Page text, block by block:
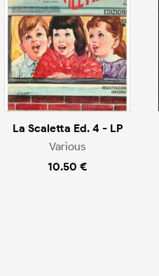
La Scaletta Ed. 4 - LP
Various
10.50 €